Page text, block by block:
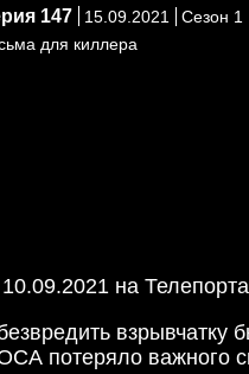
147 15.09.2021
Сезон 1
для киллера
на
взрывчатку
потеряло важного